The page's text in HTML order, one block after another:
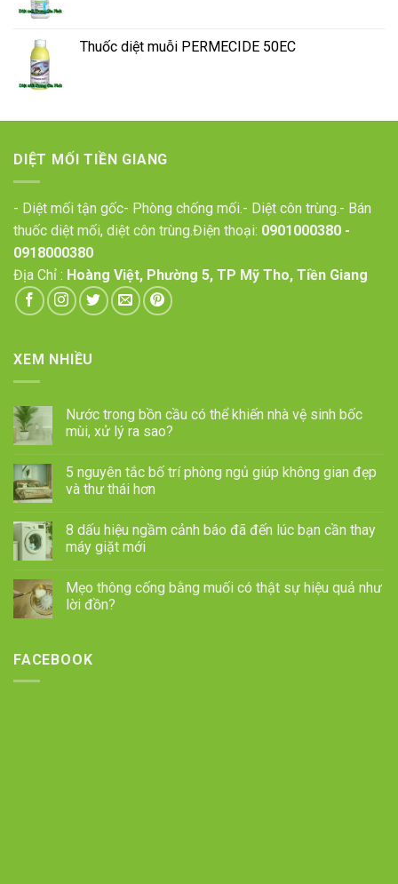
Thuốc diệt muỗi PERMECIDE 50EC
DIỆT MỐI TIỀN GIANG
- Diệt mối tận gốc- Phòng chống mối.- Diệt côn trùng.- Bán
thuốc diệt mối, diệt côn trùng.Điện thoại: 0901000380 -
0918000380
Địa Chỉ : Hoàng Việt, Phường 5, TP Mỹ Tho, Tiền Giang
XEM NHIỀU
Nước trong bồn cầu có thể khiến nhà vệ sinh bốc
mùi, xử lý ra sao?
5 nguyên tắc bố trí phòng ngủ giúp không gian đẹp
và thư thái hơn
8 dấu hiệu ngầm cảnh báo đã đến lúc bạn cần thay
máy giặt mới
Mẹo thông cống bằng muối có thật sự hiệu quả như
lời đồn?
FACEBOOK